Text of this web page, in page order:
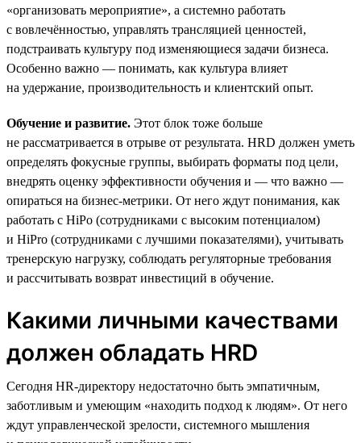
«организовать мероприятие», а системно работать
с вовлечённостью, управлять трансляцией ценностей,
подстраивать культуру под изменяющиеся задачи бизнеса.
Особенно важно — понимать, как культура влияет
на удержание, производительность и клиентский опыт.
Обучение и развитие. Этот блок тоже больше
не рассматривается в отрыве от результата. HRD должен уметь
определять фокусные группы, выбирать форматы под цели,
внедрять оценку эффективности обучения и — что важно —
опираться на бизнес-метрики. От него ждут понимания, как
работать с HiPo (сотрудниками с высоким потенциалом)
и HiPro (сотрудниками с лучшими показателями), учитывать
тренерскую нагрузку, соблюдать регуляторные требования
и рассчитывать возврат инвестиций в обучение.
Какими личными качествами
должен обладать HRD
Сегодня HR-директору недостаточно быть эмпатичным,
заботливым и умеющим «находить подход к людям». От него
ждут управленческой зрелости, системного мышления